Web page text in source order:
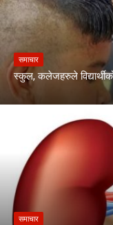
समाचार
स्कुल, कलेजहरुले
समाचार